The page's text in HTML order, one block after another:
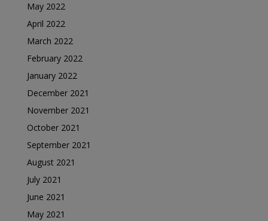
May 2022
April 2022
March 2022
February 2022
January 2022
December 2021
November 2021
October 2021
September 2021
August 2021
July 2021
June 2021
May 2021